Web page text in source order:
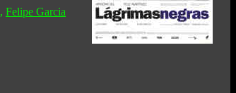
, Felipe Garcia